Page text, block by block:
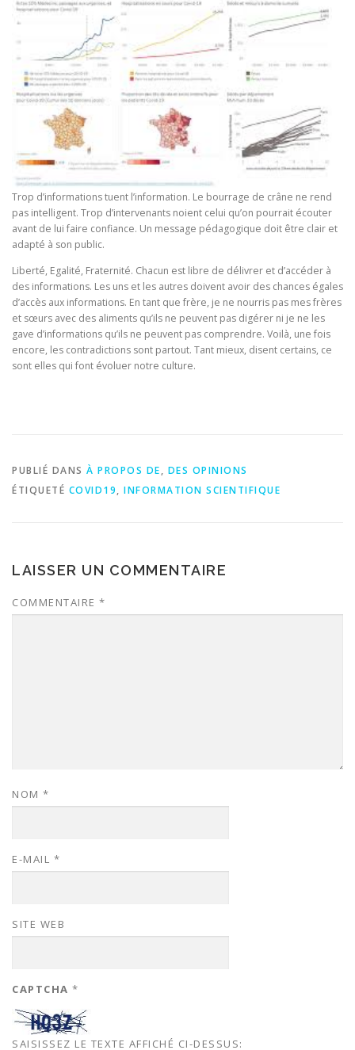
Trop d’informations tuent l’information. Le bourrage de crâne ne rend
pas intelligent. Trop d’intervenants noient celui qu’on pourrait écouter
avant de lui faire confiance. Un message pédagogique doit être clair et
adapté à son public.
Liberté, Egalité, Fraternité. Chacun est libre de délivrer et d’accéder à
des informations. Les uns et les autres doivent avoir des chances égales
d’accès aux informations. En tant que frère, je ne nourris pas mes frères
et sœurs avec des aliments qu’ils ne peuvent pas digérer ni je ne les
gave d’informations qu’ils ne peuvent pas comprendre. Voilà, une fois
encore, les contradictions sont partout. Tant mieux, disent certains, ce
sont elles qui font évoluer notre culture.
PUBLIÉ DANS À PROPOS DE, DES OPINIONS
ÉTIQUETÉ COVID19, INFORMATION SCIENTIFIQUE
LAISSER UN COMMENTAIRE
COMMENTAIRE *
NOM *
E-MAIL *
SITE WEB
CAPTCHA *
SAISISSEZ LE TEXTE AFFICHÉ CI-DESSUS: